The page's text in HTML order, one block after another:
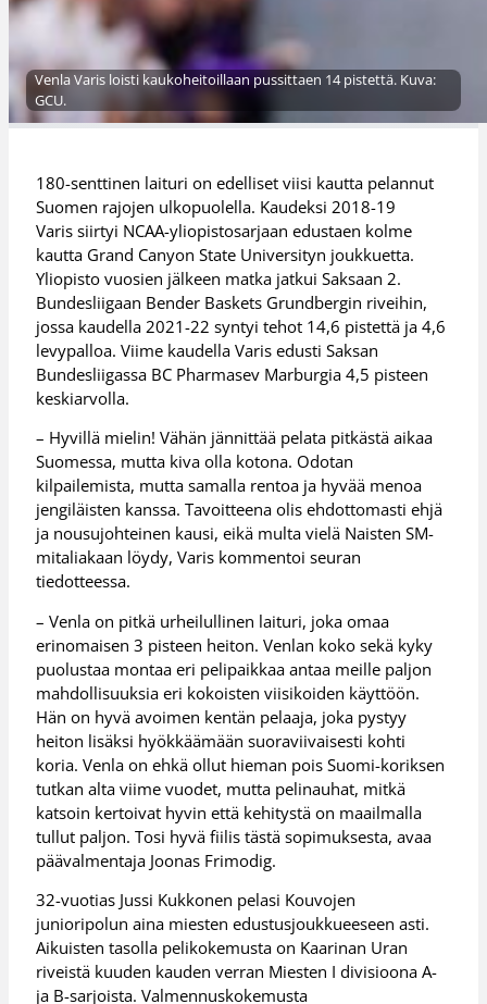
Venla Varis loisti kaukoheitoillaan pussittaen 14 pistettä. Kuva:
GCU.
180-senttinen laituri on edelliset viisi kautta pelannut
Suomen rajojen ulkopuolella. Kaudeksi 2018-19
Varis siirtyi NCAA-yliopistosarjaan edustaen kolme
kautta Grand Canyon State Universityn joukkuetta.
Yliopisto vuosien jälkeen matka jatkui Saksaan 2.
Bundesliigaan Bender Baskets Grundbergin riveihin,
jossa kaudella 2021-22 syntyi tehot 14,6 pistettä ja 4,6
levypalloa. Viime kaudella Varis edusti Saksan
Bundesliigassa BC Pharmasev Marburgia 4,5 pisteen
keskiarvolla.
– Hyvillä mielin! Vähän jännittää pelata pitkästä aikaa
Suomessa, mutta kiva olla kotona. Odotan
kilpailemista, mutta samalla rentoa ja hyvää menoa
jengiläisten kanssa. Tavoitteena olis ehdottomasti ehjä
ja nousujohteinen kausi, eikä multa vielä Naisten SM-
mitaliakaan löydy, Varis kommentoi seuran
tiedotteessa.
– Venla on pitkä urheilullinen laituri, joka omaa
erinomaisen 3 pisteen heiton. Venlan koko sekä kyky
puolustaa montaa eri pelipaikkaa antaa meille paljon
mahdollisuuksia eri kokoisten viisikoiden käyttöön.
Hän on hyvä avoimen kentän pelaaja, joka pystyy
heiton lisäksi hyökkäämään suoraviivaisesti kohti
koria. Venla on ehkä ollut hieman pois Suomi-koriksen
tutkan alta viime vuodet, mutta pelinauhat, mitkä
katsoin kertoivat hyvin että kehitystä on maailmalla
tullut paljon. Tosi hyvä fiilis tästä sopimuksesta, avaa
päävalmentaja Joonas Frimodig.
32-vuotias Jussi Kukkonen pelasi Kouvojen
junioripolun aina miesten edustusjoukkueeseen asti.
Aikuisten tasolla pelikokemusta on Kaarinan Uran
riveistä kuuden kauden verran Miesten I divisioona A-
ja B-sarjoista. Valmennuskokemusta